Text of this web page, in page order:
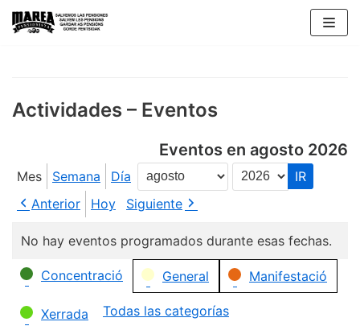
Saltar
Actividades – Eventos
Eventos en agosto 2026
Mes Semana Día
Mes
Año
Anterior
Hoy Siguiente
No hay eventos programados durante esas fechas.
Categorías
Concentració General Manifestació
Xerrada Todas las categorías